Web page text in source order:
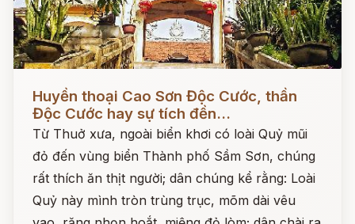
Đọc ngay
Huyền thoại Cao Sơn Độc Cước, thần
Độc Cước hay sự tích đền...
Từ Thuở xưa, ngoài biển khơi có loài Quỷ mũi
đỏ đến vùng biển Thành phố Sầm Sơn, chúng
rất thích ăn thịt người; dân chúng kể rằng: Loài
Quỷ này mình tròn trùng trục, mõm dài vêu